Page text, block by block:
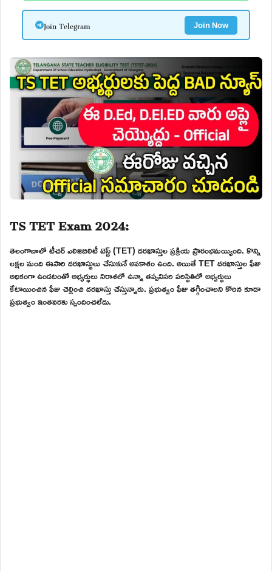
Join Telegram Join Now
TS TET Exam 2024:
తెలంగాణాలో టీచర్ ఎలిజిబిలిటీ టెస్ట్ (TET) దరఖాస్తుల ప్రక్రియ ప్రారంభమయ్యింది. కొన్ని
లక్షల మంది ఈసారి దరఖాస్థులు చేసుకునే అవకాశం ఉంది. అయితే TET దరఖాస్తుల ఫీజు
అధికంగా ఉండటంతో అభ్యర్థులు నిరాశలో ఉన్నా తప్పనిసరి పరిస్థితిలో అభ్యర్థులు
కేటాయించిన ఫీజు చెల్లించి దరఖాస్తు చేస్తున్నారు. ప్రభుత్వం ఫీజు తగ్గించాలని కోరిన కూడా
ప్రభుత్వం ఇంతవరకు స్పందించలేదు.